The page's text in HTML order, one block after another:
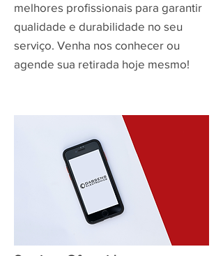
melhores profissionais para garantir
qualidade e durabilidade no seu
serviço. Venha nos conhecer ou
agende sua retirada hoje mesmo!